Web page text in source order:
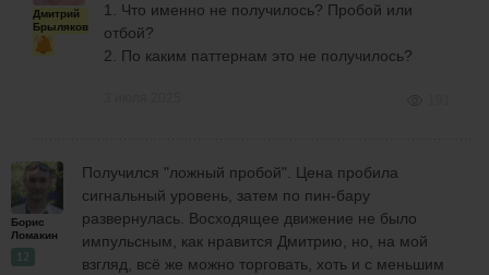
Дмитрий
Брыляков
1. Что именно не получилось? Пробой или
отбой?
2. По каким паттернам это не получилось?
Борис
Ломакин
12
Получился "ложный пробой". Цена пробила
сигнальный уровень, затем по пин-бару
развернулась. Восходящее движение не было
импульсным, как нравится Дмитрию, но, на мой
взгляд, всё же можно торговать, хоть и с меньшим